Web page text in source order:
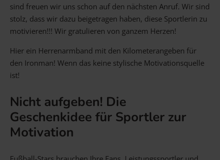
sind freuen wir uns schon auf den nächsten Anruf. Wir sind
stolz, dass wir dazu beigetragen haben, diese Sportlerin zu
motivieren!!! Wir gratulieren von ganzem Herzen!
Hier ein Herrenarmband mit den Kilometerangeben für
den Ironman! Wenn das keine stylische Motivationsquelle
ist!
Nicht aufgeben! Die
Geschenkidee für Sportler zur
Motivation